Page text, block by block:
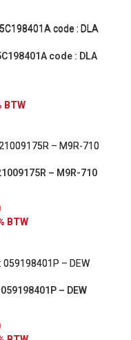
code : DLA
BTW
– M9R-710
BTW
– DEW